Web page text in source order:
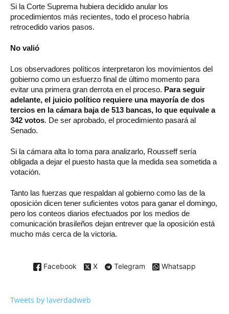
Si la Corte Suprema hubiera decidido anular los
procedimientos más recientes, todo el proceso habría
retrocedido varios pasos.
No valió
Los observadores políticos interpretaron los movimientos del
gobierno como un esfuerzo final de último momento para
evitar una primera gran derrota en el proceso. Para seguir
adelante, el juicio político requiere una mayoría de dos
tercios en la cámara baja de 513 bancas, lo que equivale a
342 votos. De ser aprobado, el procedimiento pasará al
Senado.
Si la cámara alta lo toma para analizarlo, Rousseff sería
obligada a dejar el puesto hasta que la medida sea sometida a
votación.
Tanto las fuerzas que respaldan al gobierno como las de la
oposición dicen tener suficientes votos para ganar el domingo,
pero los conteos diarios efectuados por los medios de
comunicación brasileños dejan entrever que la oposición está
mucho más cerca de la victoria.
Facebook X Telegram Whatsapp
Tweets by laverdadweb